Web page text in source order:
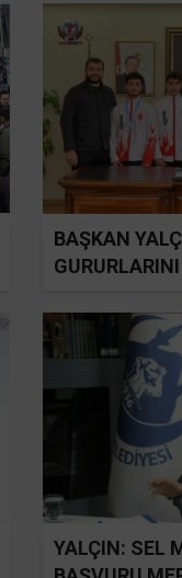
BAŞKAN
YALÇIN: SEL